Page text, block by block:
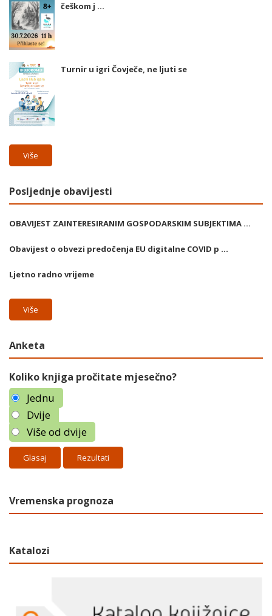
češkom j ...
Turnir u igri Čovječe, ne ljuti se
Više
Posljednje obavijesti
OBAVIJEST ZAINTERESIRANIM GOSPODARSKIM SUBJEKTIMA ...
Obavijest o obvezi predočenja EU digitalne COVID p ...
Ljetno radno vrijeme
Više
Anketa
Koliko knjiga pročitate mjesečno?
Jednu
Dvije
Više od dvije
Rezultati
Vremenska prognoza
Katalozi